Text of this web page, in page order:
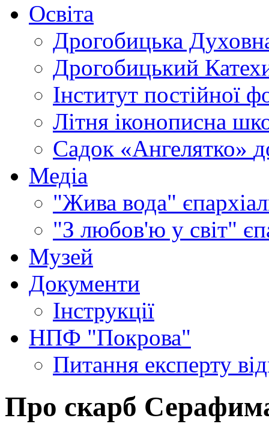
Освіта
Дрогобицька
Дрогобицький
Інститут постійної
Літня іконописна
Садок «Ангелятко»
Медіа
"Жива вода"
"З любов'ю у світ"
Музей
Документи
Інструкції
НПФ "Покрова"
Питання експерту
Про скарб